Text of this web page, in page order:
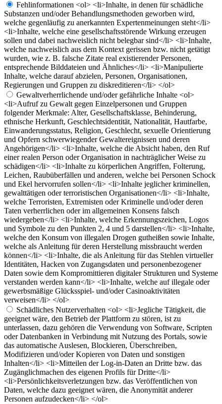
Fehlinformationen <ol> <li>Inhalte, in denen für schädliche
Substanzen und/oder Behandlungsmethoden geworben wird,
welche gegenläufig zu anerkannten Expertenmeinungen steht</li>
<li>Inhalte, welche eine gesellschaftsstörende Wirkung erzeugen
sollen und dabei nachweislich nicht belegbar sind</li> <li>Inhalte,
welche nachweislich aus dem Kontext gerissen bzw. nicht getätigt
wurden, wie z. B. falsche Zitate real existierender Personen,
entsprechende Bilddateien und Ähnliches</li> <li>Manipulierte
Inhalte, welche darauf abzielen, Personen, Organisationen,
Regierungen und Gruppen zu diskreditieren</li> </ol>
Gewaltverherrlichende und/oder gefährliche Inhalte <ol>
<li>Aufruf zu Gewalt gegen Einzelpersonen und Gruppen
folgender Merkmale: Alter, Gesellschaftsklasse, Behinderung,
ethnische Herkunft, Geschlechtsidentität, Nationalität, Hautfarbe,
Einwanderungsstatus, Religion, Geschlecht, sexuelle Orientierung
und Opfern schwerwiegender Gewaltereignissen und deren
Angehörigen</li> <li>Inhalte, welche die Absicht haben, den Ruf
einer realen Person oder Organisation in nachträglicher Weise zu
schädigen</li> <li>Inhalte zu körperlichen Angriffen, Folterung,
Leichen, Raubüberfällen und anderen, welche bei Personen Schock
und Ekel hervorrufen sollen</li> <li>Inhalte jeglicher kriminellen,
gewalttätigen oder terroristischen Organisationen</li> <li>Inhalte,
welche Terroristen, Extremisten oder Kriminelle und/oder deren
Taten verherrlichen oder im allgemeinen Konsens falsch
wiedergeben</li> <li>Inhalte, welche Erkennungszeichen, Logos
und Symbole zu den Punkten 2, 4 und 5 darstellen</li> <li>Inhalte,
welche den Konsum von illegalen Drogen gutheißen sowie Inhalte,
welche als Anleitung für deren Herstellung missbraucht werden
können</li> <li>Inhalte, die als Anleitung für das Stehlen virtueller
Identitäten, Hacken von Zugangsdaten und personenbezogener
Daten sowie dem Kompromittieren digitaler Strukturen und Systeme
verstanden werden kann</li> <li>Inhalte, welche auf illegale oder
gewerbsmäßige Glücksspiel- und/oder Casinoaktivitäten
verweisen</li> </ol>
Schädliches Nutzerverhalten <ol> <li>Jegliche Tätigkeit, die
geeignet wäre, den Betrieb der Plattform zu stören, ist zu
unterlassen, dazu gehören die Verwendung von Software, Scripten
oder Datenbanken in Verbindung mit Nutzung des Portals, sowie
das automatische Auslesen, Blockieren, Überschreiben,
Modifizieren und/oder Kopieren von Daten und sonstigen
Inhalten</li> <li>Mitteilen der Log-in-Daten an Dritte bzw. das
Zugänglichmachen des eigenen Profils für Dritte</li>
<li>Persönlichkeitsverletzungen bzw. das Veröffentlichen von
Daten, welche dazu geeignet wären, die Anonymität anderer
Personen aufzudecken</li> </ol>